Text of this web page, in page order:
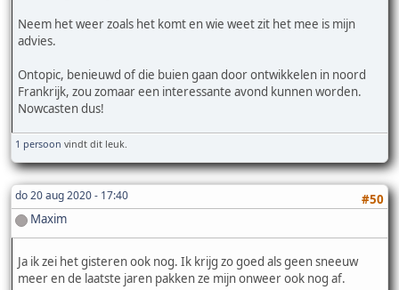
Neem het weer zoals het komt en wie weet zit het mee is mijn
advies.
Ontopic, benieuwd of die buien gaan door ontwikkelen in noord
Frankrijk, zou zomaar een interessante avond kunnen worden.
Nowcasten dus!
1 persoon vindt dit leuk.
do 20 aug 2020 - 17:40
#50
Maxim
Ja ik zei het gisteren ook nog. Ik krijg zo goed als geen sneeuw
meer en de laatste jaren pakken ze mijn onweer ook nog af.